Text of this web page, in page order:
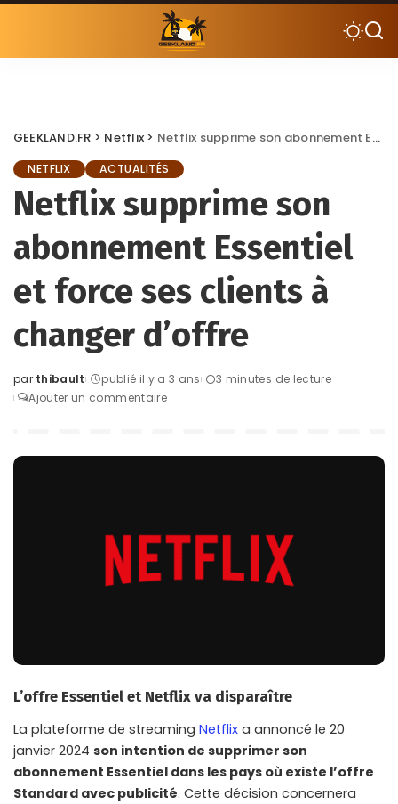
GEEKLAND.FR > Netflix > Netflix supprime son abonnement Essentiel et force ses clients à changer d’offre
NETFLIX ACTUALITÉS
Netflix supprime son
abonnement Essentiel
et force ses clients à
changer d’offre
Posted
by
par thibault publié il y a 3 ans
3 minutes de lecture
Ajouter un commentaire
L’offre Essentiel et Netflix va disparaître
La plateforme de streaming Netflix a annoncé le 20
janvier 2024 son intention de supprimer son
abonnement Essentiel dans les pays où existe l’offre
Standard avec publicité. Cette décision concernera